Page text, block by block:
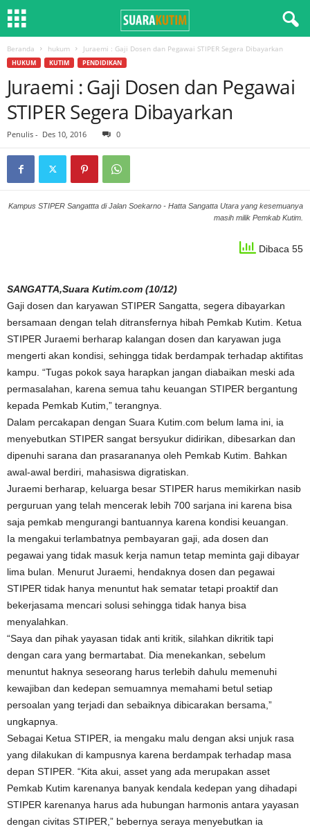
Beranda hukum Juraemi : Gaji Dosen dan Pegawai STIPER Segera Dibayarkan
HUKUM KUTIM PENDIDIKAN
Juraemi : Gaji Dosen dan Pegawai
STIPER Segera Dibayarkan
Penulis - Des 10, 2016 0
Kampus STIPER Sangattta di Jalan Soekarno - Hatta Sangatta Utara yang kesemuanya
masih milik Pemkab Kutim.
Dibaca 55
SANGATTA,Suara Kutim.com (10/12)
Gaji dosen dan karyawan STIPER Sangatta, segera dibayarkan
bersamaan dengan telah ditransfernya hibah Pemkab Kutim. Ketua
STIPER Juraemi berharap kalangan dosen dan karyawan juga
mengerti akan kondisi, sehingga tidak berdampak terhadap aktifitas
kampu. “Tugas pokok saya harapkan jangan diabaikan meski ada
permasalahan, karena semua tahu keuangan STIPER bergantung
kepada Pemkab Kutim,” terangnya.
Dalam percakapan dengan Suara Kutim.com belum lama ini, ia
menyebutkan STIPER sangat bersyukur didirikan, dibesarkan dan
dipenuhi sarana dan prasarananya oleh Pemkab Kutim. Bahkan
awal-awal berdiri, mahasiswa digratiskan.
Juraemi berharap, keluarga besar STIPER harus memikirkan nasib
perguruan yang telah mencerak lebih 700 sarjana ini karena bisa
saja pemkab mengurangi bantuannya karena kondisi keuangan.
Ia mengakui terlambatnya pembayaran gaji, ada dosen dan
pegawai yang tidak masuk kerja namun tetap meminta gaji dibayar
lima bulan. Menurut Juraemi, hendaknya dosen dan pegawai
STIPER tidak hanya menuntut hak sematar tetapi proaktif dan
bekerjasama mencari solusi sehingga tidak hanya bisa
menyalahkan.
“Saya dan pihak yayasan tidak anti kritik, silahkan dikritik tapi
dengan cara yang bermartabat. Dia menekankan, sebelum
menuntut haknya seseorang harus terlebih dahulu memenuhi
kewajiban dan kedepan semuamnya memahami betul setiap
persoalan yang terjadi dan sebaiknya dibicarakan bersama,”
ungkapnya.
Sebagai Ketua STIPER, ia mengaku malu dengan aksi unjuk rasa
yang dilakukan di kampusnya karena berdampak terhadap masa
depan STIPER. “Kita akui, asset yang ada merupakan asset
Pemkab Kutim karenanya banyak kendala kedepan yang dihadapi
STIPER karenanya harus ada hubungan harmonis antara yayasan
dengan civitas STIPER,” bebernya seraya menyebutkan ia